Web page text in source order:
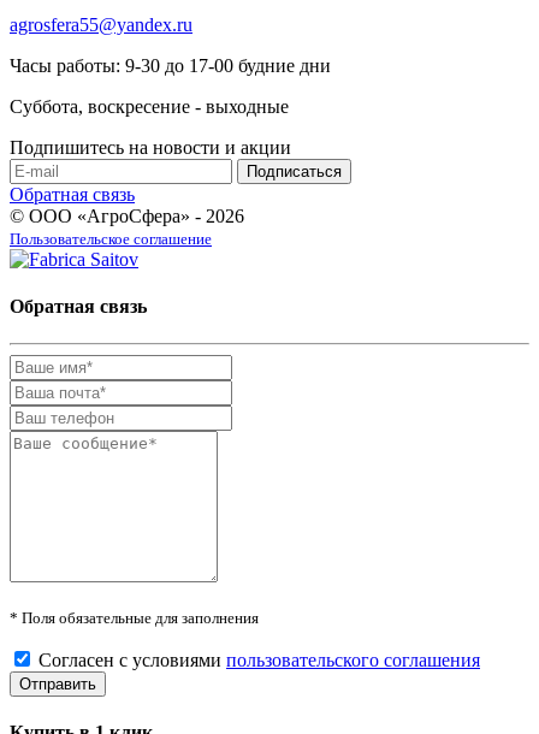
agrosfera55@yandex.ru
Часы работы: 9-30 до 17-00 будние дни
Суббота, воскресение - выходные
Подпишитесь на новости и акции
Обратная связь
© ООО «АгроСфера» - 2026
Пользовательское соглашение
Обратная связь
* Поля обязательные для заполнения
Согласен с условиями пользовательского соглашения